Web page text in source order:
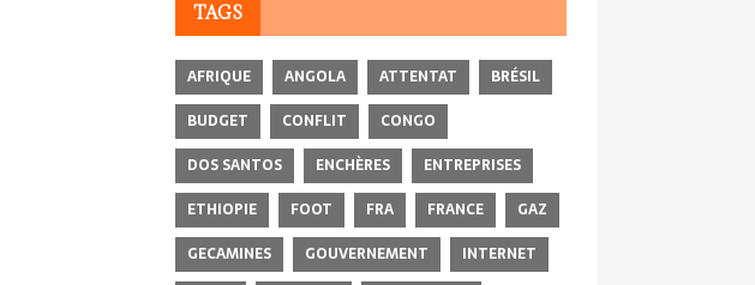
TAGS
AFRIQUE ANGOLA ATTENTAT
BRÉSIL
BUDGET
CONFLIT
CONGO
DOS SANTOS
ENCHÈRES
ENTREPRISES
ETHIOPIE
FOOT FRA FRANCE
GAZ
GECAMINES
GOUVERNEMENT INTERNET